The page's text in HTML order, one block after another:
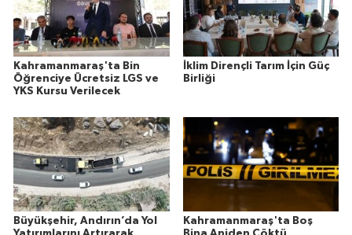
Kahramanmaraş'ta Bin
Öğrenciye Ücretsiz LGS ve
YKS Kursu Verilecek
İklim Dirençli Tarım İçin Güç
Birliği
Büyükşehir, Andırın’da Yol
Kahramanmaraş'ta Boş